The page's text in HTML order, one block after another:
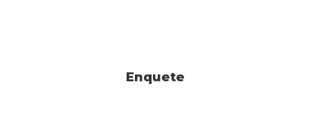
Enquete